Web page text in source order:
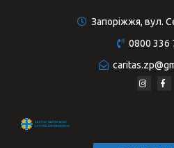
Запоріжжя, вул.
0800 336